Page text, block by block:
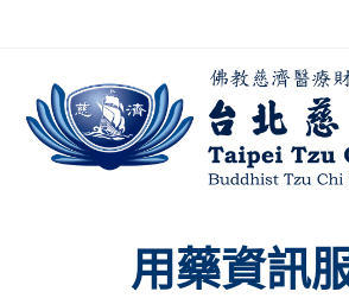
用藥資訊